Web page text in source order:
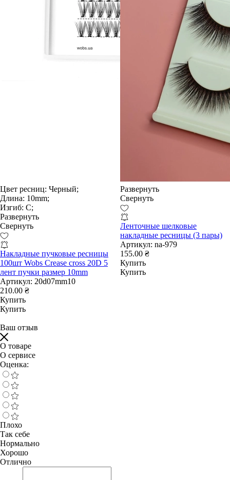
Цвет ресниц: Черный;
Длина: 10mm;
Изгиб: С;
Развернуть
Свернуть
Накладные пучковые ресницы
100шт Wobs Crease cross 20D 5
лент пучки размер 10mm
Артикул: 20d07mm10
210.00 ₴
Купить
Купить
Развернуть
Свернуть
Ленточные шелковые
накладные ресницы (3 пары)
Артикул: na-979
155.00 ₴
Купить
Купить
Ваш отзыв
О товаре
О сервисе
Оценка:
Плохо
Так себе
Нормально
Хорошо
Отлично